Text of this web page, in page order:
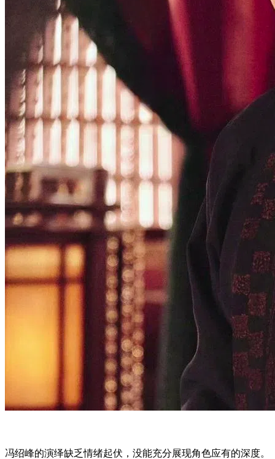
冯绍峰的演绎缺乏情绪起伏，没能充分展现角色应有的深度。